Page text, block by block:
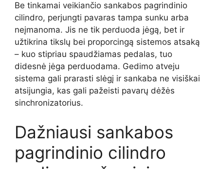
Be tinkamai veikiančio sankabos pagrindinio
cilindro, perjungti pavaras tampa sunku arba
neįmanoma. Jis ne tik perduoda jėgą, bet ir
užtikrina tikslų bei proporcingą sistemos atsaką
– kuo stipriau spaudžiamas pedalas, tuo
didesnė jėga perduodama. Gedimo atveju
sistema gali prarasti slėgį ir sankaba ne visiškai
atsijungia, kas gali pažeisti pavarų dėžės
sinchronizatorius.
Dažniausi sankabos
pagrindinio cilindro